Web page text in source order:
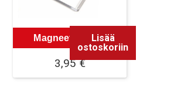
Magneetti Pohja
3,95€
Lisää
ostoskoriin